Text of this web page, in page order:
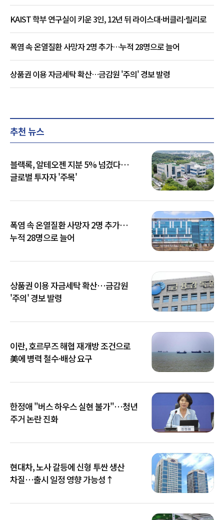
KAIST 학부 연구실이 키운 3인, 12년 뒤 라이스대·버클리·릴리로
폭염 속 온열질환 사망자 2명 추가…누적 28명으로 늘어
상품권 이용 자금세탁 확산…금감원 '주의' 경보 발령
추천 뉴스
블랙록, 알테오젠 지분 5% 넘겼다…
글로벌 투자자 '주목'
폭염 속 온열질환 사망자 2명 추가…
누적 28명으로 늘어
상품권 이용 자금세탁 확산…금감원
'주의' 경보 발령
이란, 호르무즈 해협 재개방 조건으로
美에 병력 철수·배상 요구
한정애 "버스 하우스 실현 불가"…청년
주거 논란 진화
현대차, 노사 갈등에 신형 투싼 생산
차질…출시 일정 영향 가능성↑